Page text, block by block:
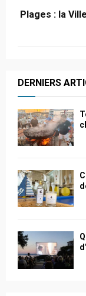
Plages : la
DERNIERS